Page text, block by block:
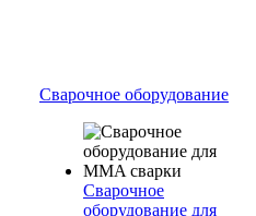
Сварочное оборудование
Сварочное
оборудование для